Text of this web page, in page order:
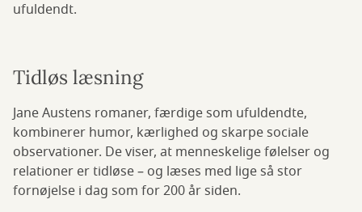
ufuldendt.
Tidløs læsning
Jane Austens romaner, færdige som ufuldendte,
kombinerer humor, kærlighed og skarpe sociale
observationer. De viser, at menneskelige følelser og
relationer er tidløse – og læses med lige så stor
fornøjelse i dag som for 200 år siden.